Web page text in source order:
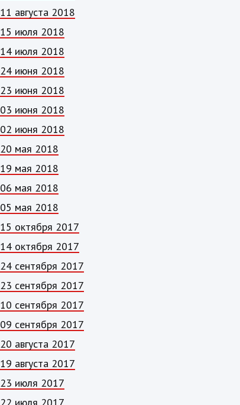
11 августа 2018
15 июля 2018
14 июля 2018
24 июня 2018
23 июня 2018
03 июня 2018
02 июня 2018
20 мая 2018
19 мая 2018
06 мая 2018
05 мая 2018
15 октября 2017
14 октября 2017
24 сентября 2017
23 сентября 2017
10 сентября 2017
09 сентября 2017
20 августа 2017
19 августа 2017
23 июля 2017